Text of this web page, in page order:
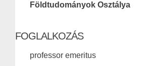
Földtudományok Osztálya
FOGLALKOZÁS
professor emeritus